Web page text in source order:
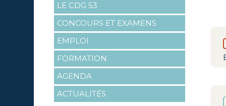
LE CDG 53
CONCOURS ET EXAMENS
EMPLOI
FORMATION
AGENDA
ACTUALITÉS